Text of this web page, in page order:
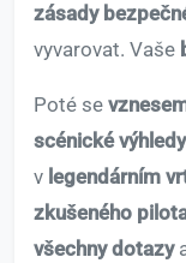
zásady
vyvarovat. Vaše
Poté se
scénické
v legendárním
zkušeného
všechny dotazy